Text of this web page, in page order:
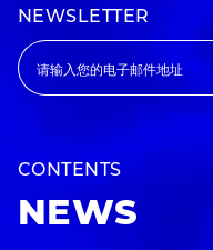
NEWSLETTER
CONTENTS
NEWS